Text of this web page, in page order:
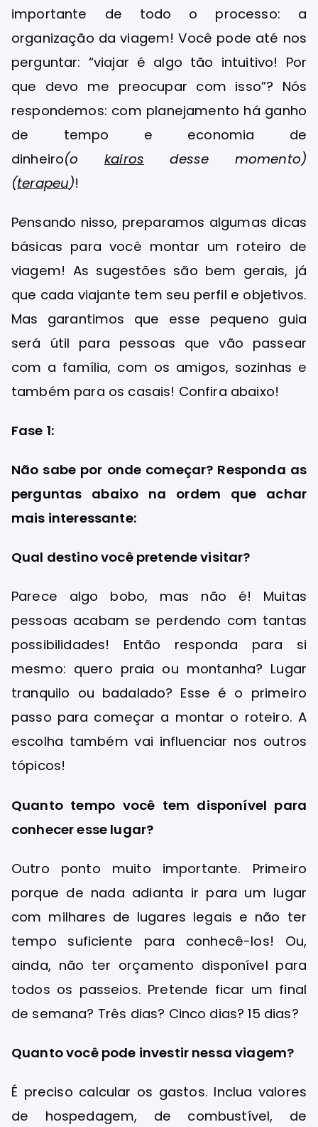
importante de todo o processo: a
organização da viagem! Você pode até nos
perguntar: “viajar é algo tão intuitivo! Por
que devo me preocupar com isso”? Nós
respondemos: com planejamento há ganho
de tempo e economia de
dinheiro(okairos desse momento)
(terapeu)!
Pensando nisso, preparamos algumas dicas
básicas para você montar um roteiro de
viagem! As sugestões são bem gerais, já
que cada viajante tem seu perfil e objetivos.
Mas garantimos que esse pequeno guia
será útil para pessoas que vão passear
com a família, com os amigos, sozinhas e
também para os casais! Confira abaixo!
Fase 1:
Não sabe por onde começar? Responda as
perguntas abaixo na ordem que achar
mais interessante:
Qual destino você pretende visitar?
Parece algo bobo, mas não é! Muitas
pessoas acabam se perdendo com tantas
possibilidades! Então responda para si
mesmo: quero praia ou montanha? Lugar
tranquilo ou badalado? Esse é o primeiro
passo para começar a montar o roteiro. A
escolha também vai influenciar nos outros
tópicos!
Quanto tempo você tem disponível para
conhecer esse lugar?
Outro ponto muito importante. Primeiro
porque de nada adianta ir para um lugar
com milhares de lugares legais e não ter
tempo suficiente para conhecê-los! Ou,
ainda, não ter orçamento disponível para
todos os passeios. Pretende ficar um final
de semana? Três dias? Cinco dias? 15 dias?
Quanto você pode investir nessa viagem?
É preciso calcular os gastos. Inclua valores
de hospedagem, de combustível, de